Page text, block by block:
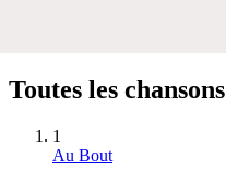
Toutes les chansons
1
Au Bout